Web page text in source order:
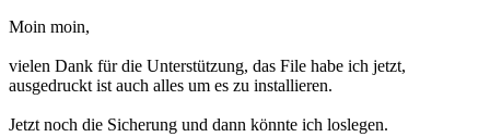
Moin moin,
vielen Dank für die Unterstützung, das File habe ich jetzt,
ausgedruckt ist auch alles um es zu installieren.
Jetzt noch die Sicherung und dann könnte ich loslegen.